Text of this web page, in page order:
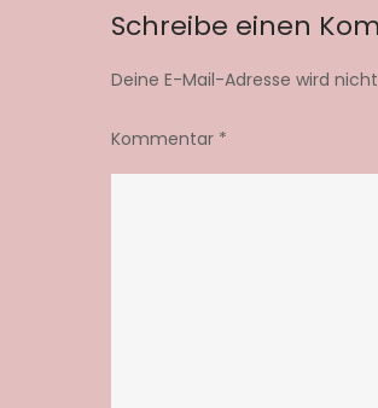
Schreibe einen
Deine E-Mail-Adresse wird
Kommentar *